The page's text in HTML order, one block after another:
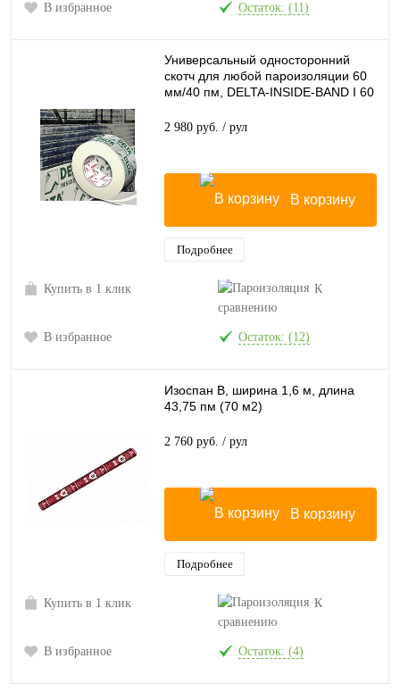
В избранное Остаток: (11)
Универсальный односторонний
скотч для любой пароизоляции 60
мм/40 пм, DELTA-INSIDE-BAND I 60
2 980 руб. / рул
В корзину
Подробнее
Купить в 1 клик
К
сравнению
В избранное Остаток: (12)
Изоспан В, ширина 1,6 м, длина
43,75 пм (70 м2)
2 760 руб. / рул
В корзину
Подробнее
Купить в 1 клик
К
сравнению
В избранное Остаток: (4)